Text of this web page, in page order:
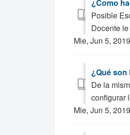
¿Como
Posible
Docente
Mie, Jun 5,
¿Qué
De la
configurar
Mie, Jun 5,